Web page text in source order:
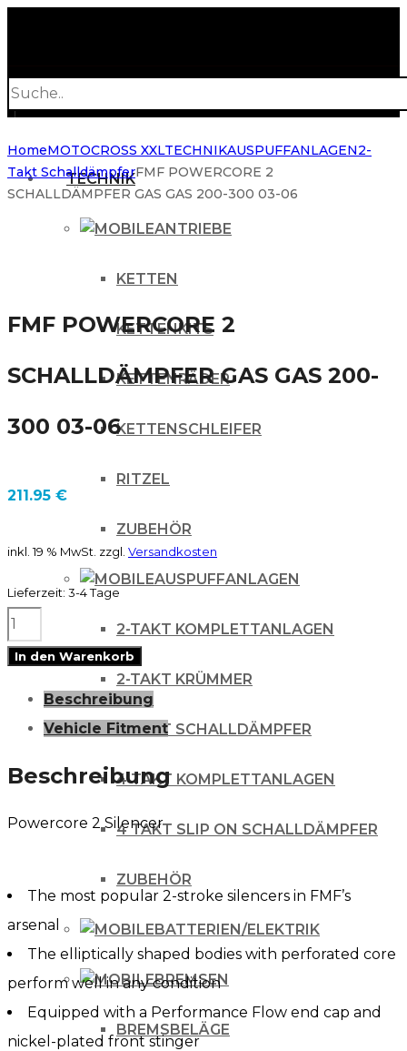
search
TECHNIK
ANTRIEBE
KETTEN
KETTENKITS
KETTENRÄDER
KETTENSCHLEIFER
RITZEL
ZUBEHÖR
AUSPUFFANLAGEN
2-TAKT KOMPLETTANLAGEN
2-TAKT KRÜMMER
2-TAKT SCHALLDÄMPFER
4 TAKT KOMPLETTANLAGEN
4 TAKT SLIP ON SCHALLDÄMPFER
ZUBEHÖR
BATTERIEN/ELEKTRIK
BREMSEN
BREMSBELÄGE
HomeMOTOCROSS XXLTECHNIKAUSPUFFANLAGEN2-
Takt SchalldämpferFMF POWERCORE 2
SCHALLDÄMPFER GAS GAS 200-300 03-06
FMF POWERCORE 2
SCHALLDÄMPFER GAS GAS 200-
300 03-06
211.95 €
inkl. 19 % MwSt. zzgl. Versandkosten
Lieferzeit: 3-4 Tage
FMF
POWERCORE
SCHALLDÄMPFER
GAS
300
In den Warenkorb
Beschreibung
Vehicle Fitment
Beschreibung
Powercore 2 Silencer
The most popular 2-stroke silencers in FMF’s
arsenal
The elliptically shaped bodies with perforated core
perform well in any condition
Equipped with a Performance Flow end cap and
nickel-plated front stinger